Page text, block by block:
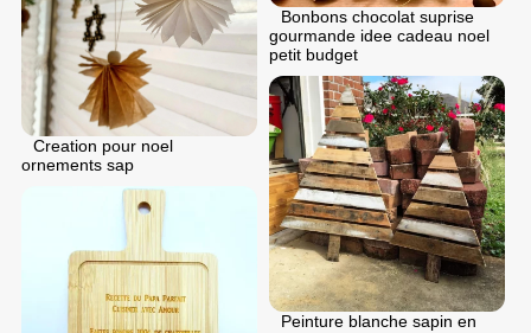
Bonbons chocolat suprise
gourmande idee cadeau noel
petit budget
Creation pour noel
ornements sap
Peinture blanche sapin en